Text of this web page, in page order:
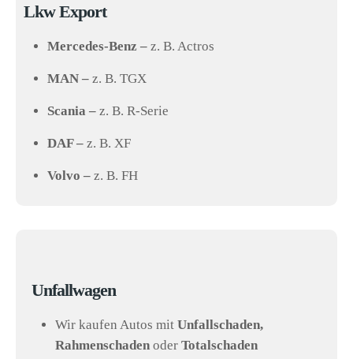
Lkw Export
Mercedes-Benz – z. B. Actros
MAN – z. B. TGX
Scania – z. B. R-Serie
DAF – z. B. XF
Volvo – z. B. FH
Unfallwagen
Wir kaufen Autos mit Unfallschaden,
Rahmenschaden oder Totalschaden